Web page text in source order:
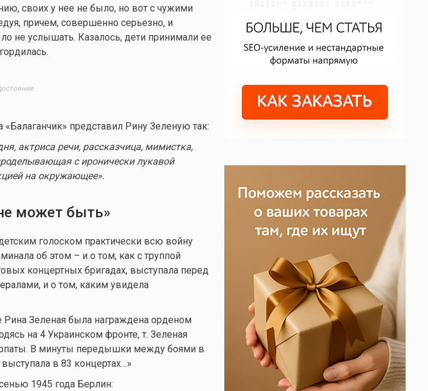
своих у нее не было, но вот с чужими
причем, совершенно серьезно, и
не услышать. Казалось, дети принимали ее
представил Рину Зеленую так:
актриса речи, рассказчица, мимистка,
с иронически лукавой
на окружающее».
может быть»
голоском практически всю войну
об этом – и о том, как с труппой
концертных бригадах, выступала перед
и о том, каким увидела
Рина Зеленая была награждена орденом
на 4 Украинском фронте, т. Зеленая
В минуты передышки между боями в
в 83 концертах…»
1945 года Берлин: